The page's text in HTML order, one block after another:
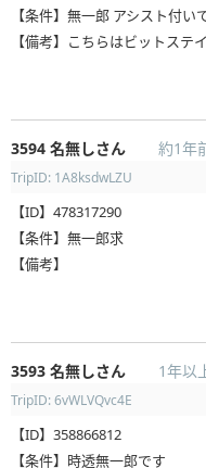
【条件】無一郎 アシスト付い
【備考】こちらはビットステ
3594 名無しさん 約1年
TripID: 1A8ksdwLZU
【ID】478317290
【条件】無一郎求
【備考】
3593 名無しさん 1年以
TripID: 6vWLVQvc4E
【ID】358866812
【条件】時透無一郎です